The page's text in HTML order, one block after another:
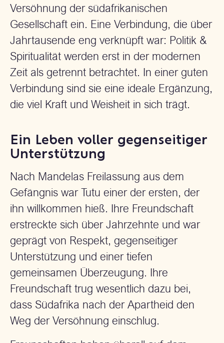
Versöhnung der südafrikanischen
Gesellschaft ein. Eine Verbindung, die über
Jahrtausende eng verknüpft war: Politik &
Spiritualität werden erst in der modernen
Zeit als getrennt betrachtet. In einer guten
Verbindung sind sie eine ideale Ergänzung,
die viel Kraft und Weisheit in sich trägt.
Ein Leben voller gegenseitiger
Unterstützung
Nach Mandelas Freilassung aus dem
Gefängnis war Tutu einer der ersten, der
ihn willkommen hieß. Ihre Freundschaft
erstreckte sich über Jahrzehnte und war
geprägt von Respekt, gegenseitiger
Unterstützung und einer tiefen
gemeinsamen Überzeugung. Ihre
Freundschaft trug wesentlich dazu bei,
dass Südafrika nach der Apartheid den
Weg der Versöhnung einschlug.